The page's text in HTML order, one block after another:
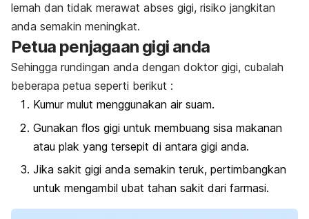
lemah dan tidak merawat abses gigi, risiko jangkitan
anda semakin meningkat.
Petua penjagaan gigi anda
Sehingga rundingan anda dengan doktor gigi, cubalah
beberapa petua seperti berikut :
Kumur mulut menggunakan air suam.
Gunakan flos gigi untuk membuang sisa makanan
atau plak yang tersepit di antara gigi anda.
Jika sakit gigi anda semakin teruk, pertimbangkan
untuk mengambil ubat tahan sakit dari farmasi.